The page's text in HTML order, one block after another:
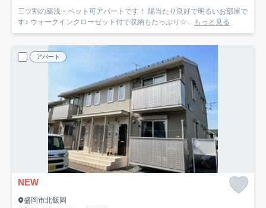
三ツ割の築浅・ペット可アパートです！ 陽当たり良好で明るいお部屋で
す♪ ウォークインクローゼット付で収納もたっぷり☆... もっと見る
アパート
NEW
盛岡市北飯岡